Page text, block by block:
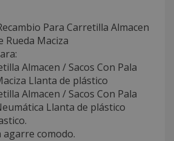
Para Carretilla Almacen
Rueda Maciza
Almacen / Sacos Con Pala
Llanta de plástico
Almacen / Sacos Con Pala
Llanta de plástico
comodo.